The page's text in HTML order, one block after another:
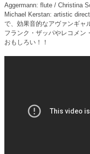
Aggermann: flute / Christina
Michael Kerstan: artistic
で、効果音的なアヴァンギャ
フランク・ザッパやレコメン
おもしろい！！